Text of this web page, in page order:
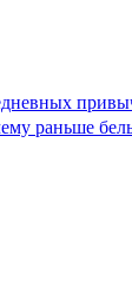
раньше